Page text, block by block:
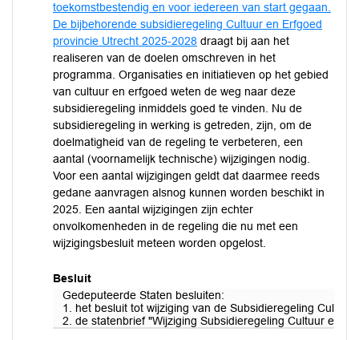
toekomstbestendig en voor iedereen van start gegaan.
De bijbehorende subsidieregeling Cultuur en Erfgoed
provincie Utrecht 2025-2028 draagt bij aan het
realiseren van de doelen omschreven in het
programma. Organisaties en initiatieven op het gebied
van cultuur en erfgoed weten de weg naar deze
subsidieregeling inmiddels goed te vinden. Nu de
subsidieregeling in werking is getreden, zijn, om de
doelmatigheid van de regeling te verbeteren, een
aantal (voornamelijk technische) wijzigingen nodig.
Voor een aantal wijzigingen geldt dat daarmee reeds
gedane aanvragen alsnog kunnen worden beschikt in
2025. Een aantal wijzigingen zijn echter
onvolkomenheden in de regeling die nu met een
wijzigingsbesluit meteen worden opgelost.
Besluit
Gedeputeerde Staten besluiten:
1. het besluit tot wijziging van de Subsidieregeling
2. de statenbrief "Wijziging Subsidieregeling Cultuur en